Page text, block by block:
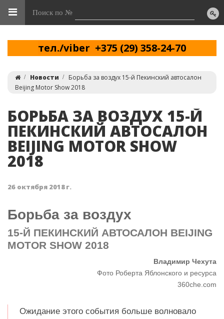
Поиск по №
тел./viber +375 (29) 358-24-70
Новости
Борьба за воздух 15-й Пекинский автосалон
Beijing Motor Show 2018
БОРЬБА ЗА ВОЗДУХ 15-Й
ПЕКИНСКИЙ АВТОСАЛОН
BEIJING MOTOR SHOW
2018
26 октября 2018 г.
Борьба за воздух
15-Й ПЕКИНСКИЙ АВТОСАЛОН BEIJING
MOTOR SHOW 2018
Владимир Чехута
Фото Роберта Яблонского и ресурса
360che.com
Ожидание этого события больше волновало